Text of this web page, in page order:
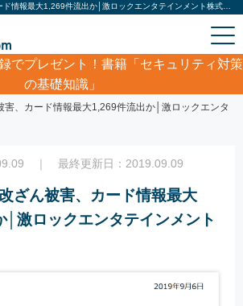
でプレゼント！書籍「セキュリティ対策
の基礎知識」
セキュリティ・情報漏洩ニュース
害、カード情報最大1,269件流出か│激ロックエンタ
｜ 最終更新日：2019.09.09
ざん被害、カード情報最大
│激ロックエンタテインメント